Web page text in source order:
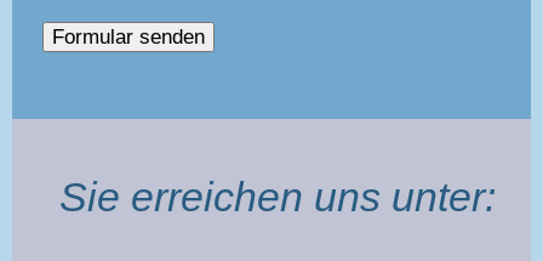
Sie erreichen uns unter: